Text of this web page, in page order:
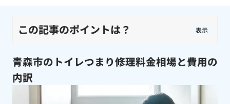
この記事のポイントは？ 表示
青森市のトイレつまり修理料金相場と費用の
内訳